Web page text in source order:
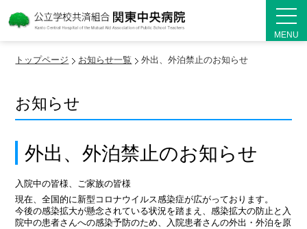
MENU
トップページ お知らせ一覧 外出、外泊禁止のお知らせ
お知らせ
外出、外泊禁止のお知らせ
入院中の皆様、ご家族の皆様
現在、全国的に新型コロナウイルス感染症が広がっております。
今後の感染拡大が懸念されている状況を踏まえ、感染拡大の防止と入
院中の患者さんへの感染予防のため、入院患者さんの外出・外泊を原